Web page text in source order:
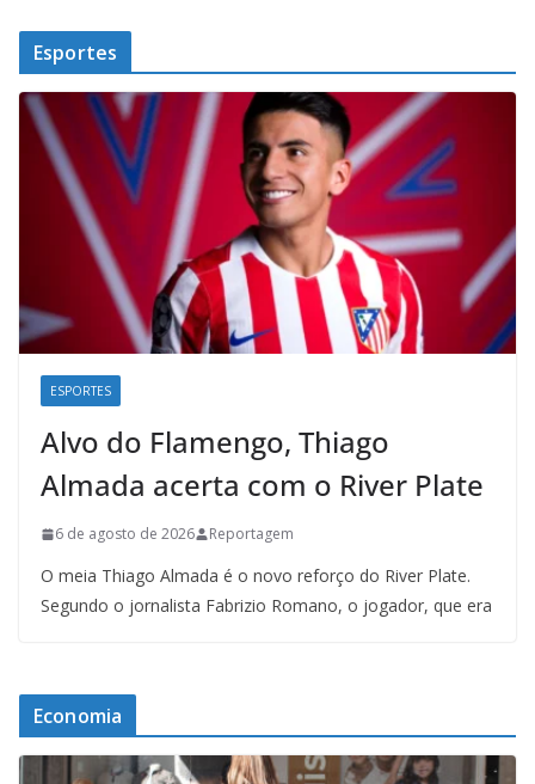
Esportes
ESPORTES
Alvo do Flamengo, Thiago
Almada acerta com o River Plate
6 de agosto de 2026 Reportagem
O meia Thiago Almada é o novo reforço do River Plate.
Segundo o jornalista Fabrizio Romano, o jogador, que era
Economia